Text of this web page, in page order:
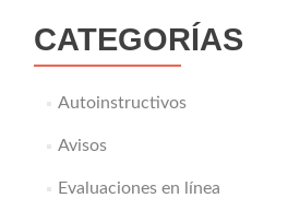
CATEGORÍAS
Autoinstructivos
Avisos
Evaluaciones en línea